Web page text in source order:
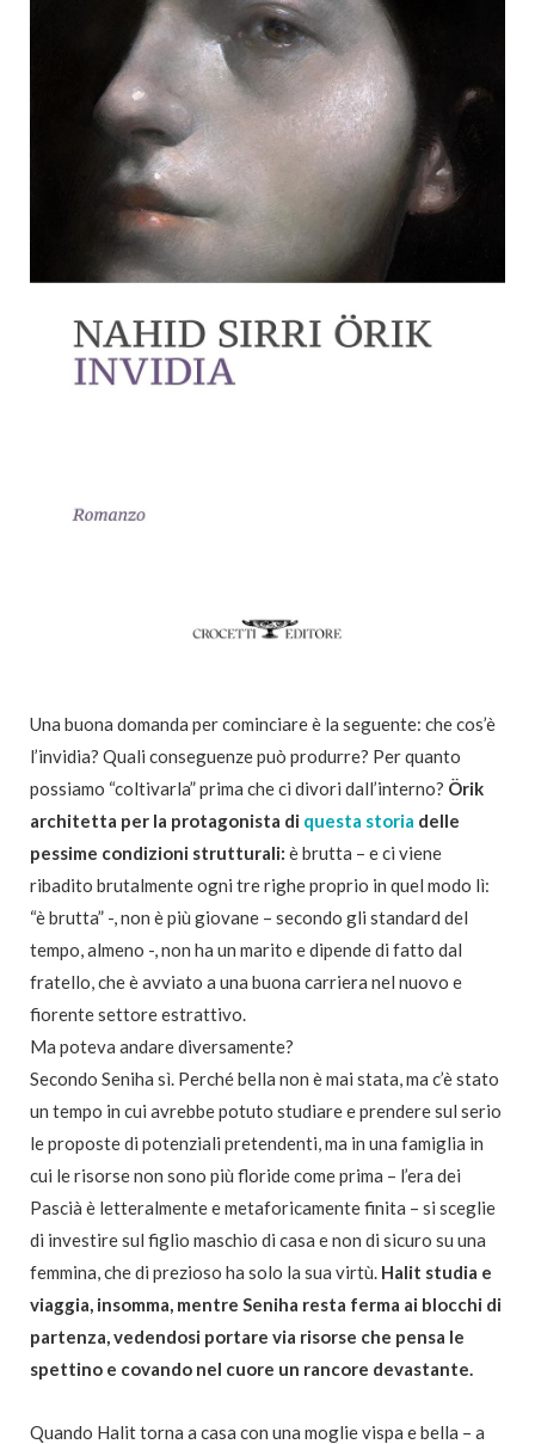
Una buona domanda per cominciare è la seguente: che cos’è
l’invidia? Quali conseguenze può produrre? Per quanto
possiamo “coltivarla” prima che ci divori dall’interno? Örik
architetta per la protagonista di questa storia delle
pessime condizioni strutturali: è brutta – e ci viene
ribadito brutalmente ogni tre righe proprio in quel modo lì:
“è brutta” -, non è più giovane – secondo gli standard del
tempo, almeno -, non ha un marito e dipende di fatto dal
fratello, che è avviato a una buona carriera nel nuovo e
fiorente settore estrattivo.
Ma poteva andare diversamente?
Secondo Seniha sì. Perché bella non è mai stata, ma c’è stato
un tempo in cui avrebbe potuto studiare e prendere sul serio
le proposte di potenziali pretendenti, ma in una famiglia in
cui le risorse non sono più floride come prima – l’era dei
Pascià è letteralmente e metaforicamente finita – si sceglie
di investire sul figlio maschio di casa e non di sicuro su una
femmina, che di prezioso ha solo la sua virtù. Halit studia e
viaggia, insomma, mentre Seniha resta ferma ai blocchi di
partenza, vedendosi portare via risorse che pensa le
spettino e covando nel cuore un rancore devastante.
Quando Halit torna a casa con una moglie vispa e bella – a